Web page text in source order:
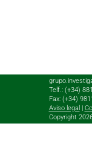
Telf.: (+34)
Fax: (+34)
Aviso legal
Copyright